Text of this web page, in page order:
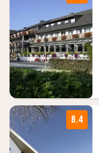
8.4